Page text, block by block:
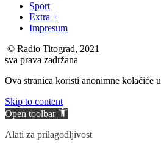
Sport
Extra +
Impresum
© Radio Titograd, 2021
sva prava zadržana
Ova stranica koristi anonimne kolačiće
Skip to content
Open toolbar
Alati za prilagodljivost